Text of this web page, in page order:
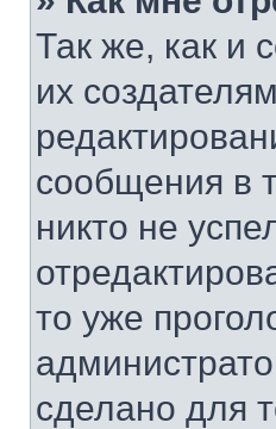
Так же, как и
их
сообщения в
никто не
то уже
сделано для